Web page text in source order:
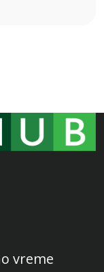
vreme